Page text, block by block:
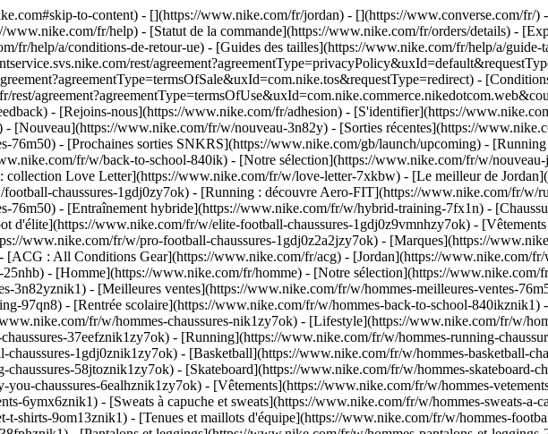
to-content) - [](https://www.nike.com/fr/jordan) - [](https://www.converse.com/fr/)
fr/help) - [Statut de la commande](https://www.nike.com/fr/orders/details) -
fr/help/a/conditions-de-retour-ue) - [Guides des tailles](https://www.nike.com/fr/help/a/
rest/
-
rest/
- [Rejoins-nous](https://www.nike.com/fr/adhesion) - [S'identifier](https://
[Nouveau](https://www.nike.com/fr/w/nouveau-3n82y) - [Sorties récentes](https://
76m50) - [Prochaines sorties SNKRS](https://www.nike.com/gb/launch/upcoming) -
fr/w/back-to-school-840ik) - [Notre sélection](https://www.nike.com/fr/w/
Love Letter](https://www.nike.com/fr/w/love-letter-7xkbw) - [Le meilleur de
chaussures-1gdj0zy7ok) - [Running : découvre Aero-FIT](https://www.nike.com/fr/w/
76m50) - [Entraînement hybride](https://www.nike.com/fr/w/hybrid-training-7fx1n) -
d'élite](https://www.nike.com/fr/w/elite-football-chaussures-1gdj0z9vmnhzy7ok) -
www.nike.com/fr/w/pro-football-chaussures-1gdj0z2a2jzy7ok) - [Marques](https://
: All Conditions Gear](https://www.nike.com/fr/acg) - [Jordan](https://www.nike.com/
- [Homme](https://www.nike.com/fr/homme) - [Notre sélection](https://www.nike.com/
3n82yznik1) - [Meilleures ventes](https://www.nike.com/fr/w/hommes-meilleures-ventes-
97qn8) - [Rentrée scolaire](https://www.nike.com/fr/w/hommes-back-to-school-840ikznik1)
fr/w/hommes-chaussures-nik1zy7ok) - [Lifestyle](https://www.nike.com/fr/w/
37eefznik1zy7ok) - [Running](https://www.nike.com/fr/w/hommes-running-
1gdj0znik1zy7ok) - [Basketball](https://www.nike.com/fr/w/hommes-basketball-
58jtoznik1zy7ok) - [Skateboard](https://www.nike.com/fr/w/hommes-skateboard-
chaussures-6ealhznik1zy7ok) - [Vêtements](https://www.nike.com/fr/w/hommes-
6ymx6znik1) - [Sweats à capuche et sweats](https://www.nike.com/fr/w/hommes-sweats-a-
t-shirts-9om13znik1) - [Tenues et maillots d'équipe](https://www.nike.com/fr/w/hommes-